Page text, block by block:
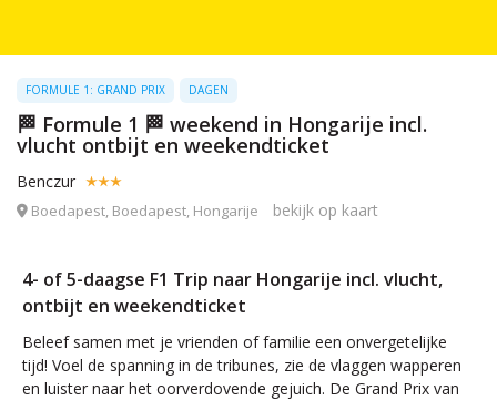
FORMULE 1: GRAND PRIX DAGEN
🏁 Formule 1 🏁 weekend in Hongarije incl.
vlucht ontbijt en weekendticket
Benczur
Boedapest, Boedapest, Hongarije bekijk op kaart
4- of 5-daagse F1 Trip naar Hongarije incl. vlucht,
ontbijt en weekendticket
Beleef samen met je vrienden of familie een onvergetelijke
tijd! Voel de spanning in de tribunes, zie de vlaggen wapperen
en luister naar het oorverdovende gejuich. De Grand Prix van